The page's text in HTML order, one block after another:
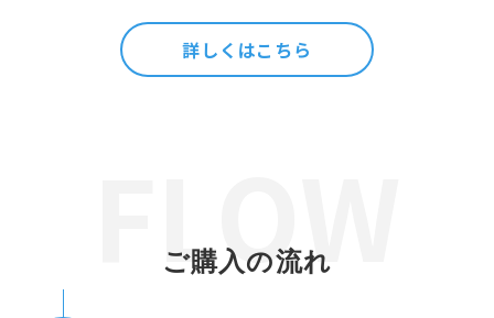
詳しくはこちら
ご購入の流れ